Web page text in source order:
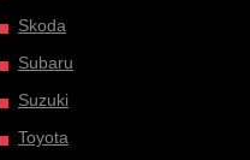
Skoda
Subaru
Suzuki
Toyota